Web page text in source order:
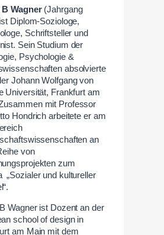
Wagner(Jahrgang
Diplom-Soziologe,
Schriftsteller und
Sein Studium der
Psychologie &
absolvierte
Johann Wolfgang von
Universität, Frankfurt am
mit Professor
Hondrich arbeitete er am
an
von
zum
„Sozialer und kultureller
Wagner ist Dozent an der
school of design in
am Main mit dem